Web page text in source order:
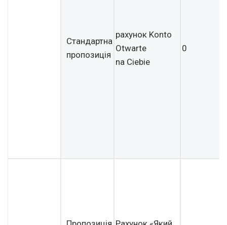
Стандартна
пропозиція
рахунок Konto
Otwarte
na Ciebie
0